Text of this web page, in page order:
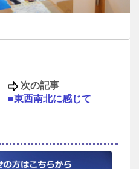
次の記事
■東西南北に感じて